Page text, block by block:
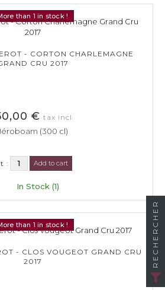
than 1 in stock !
- CORTON CHARLEMAGNE
CRU 2017
€ tax incl.
(300 cl)
: Add to cart
In Stock (1)
than 1 in stock !
- CLOS VOUGEOT GRAND CRU
2017
RECHERCHER